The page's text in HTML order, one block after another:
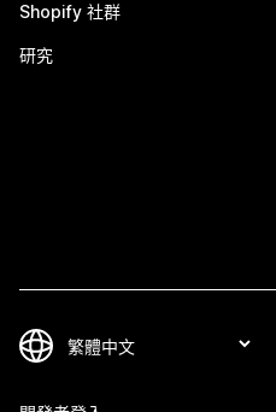
Shopify 社群
研究